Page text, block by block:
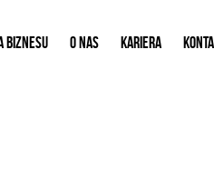
BIZNESU O NAS KARIERA